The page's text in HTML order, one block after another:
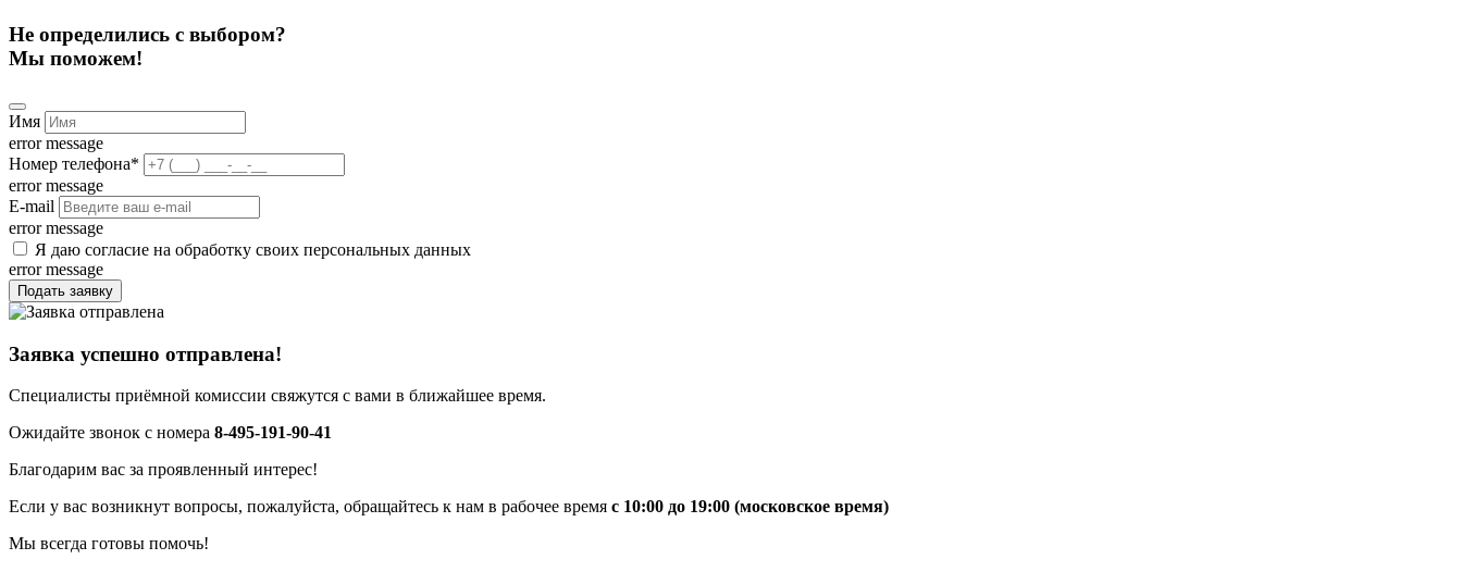
Не определились с выбором?
Мы поможем!
Имя
error message
Номер телефона*
error message
E-mail
error message
Я даю согласие на обработку своих персональных данных
error message
Подать заявку
Заявка успешно отправлена!
Специалисты приёмной комиссии свяжутся с вами в ближайшее время.
Ожидайте звонок с номера 8-495-191-90-41
Благодарим вас за проявленный интерес!
Если у вас возникнут вопросы, пожалуйста, обращайтесь к нам в рабочее время с 10:00 до 19:00 (московское время)
Мы всегда готовы помочь!